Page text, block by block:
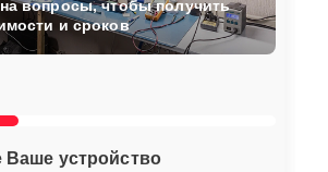
Ваше устройство
вопросы, чтобы получить
и сроков